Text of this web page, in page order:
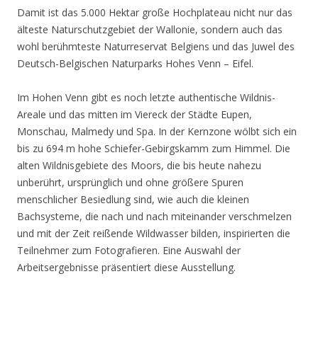
Damit ist das 5.000 Hektar große Hochplateau nicht nur das
älteste Naturschutzgebiet der Wallonie, sondern auch das
wohl berühmteste Naturreservat Belgiens und das Juwel des
Deutsch-Belgischen Naturparks Hohes Venn – Eifel.
Im Hohen Venn gibt es noch letzte authentische Wildnis-
Areale und das mitten im Viereck der Städte Eupen,
Monschau, Malmedy und Spa. In der Kernzone wölbt sich ein
bis zu 694 m hohe Schiefer-Gebirgskamm zum Himmel. Die
alten Wildnisgebiete des Moors, die bis heute nahezu
unberührt, ursprünglich und ohne größere Spuren
menschlicher Besiedlung sind, wie auch die kleinen
Bachsysteme, die nach und nach miteinander verschmelzen
und mit der Zeit reißende Wildwasser bilden, inspirierten die
Teilnehmer zum Fotografieren. Eine Auswahl der
Arbeitsergebnisse präsentiert diese Ausstellung.